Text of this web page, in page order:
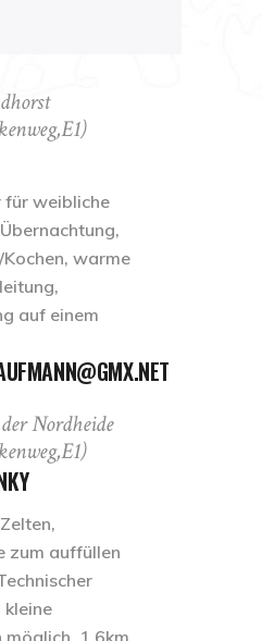
für weibliche
warme
auf einem
Nordheide
zum auffüllen
kleine